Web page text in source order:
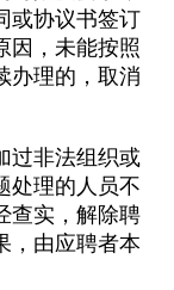
或协议书签订
因，未能按照
办理的，取消
过非法组织或
处理的人员不
查实，解除聘
，由应聘者本